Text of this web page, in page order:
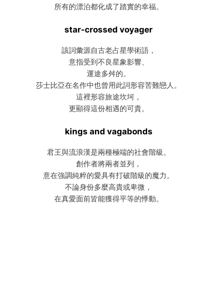
所有的漂泊都化成了踏實的幸福。
star-crossed voyager
該詞彙源自古老占星學術語，
意指受到不良星象影響、
運途多舛的。
莎士比亞在名作中也曾用此詞形容苦難戀人。
這裡形容旅途坎坷，
更顯得這份相遇的可貴。
kings and vagabonds
君王與流浪漢是兩種極端的社會階級。
創作者將兩者並列，
意在強調純粹的愛具有打破階級的魔力。
不論身份多麼高貴或卑微，
在真愛面前皆能獲得平等的悸動。